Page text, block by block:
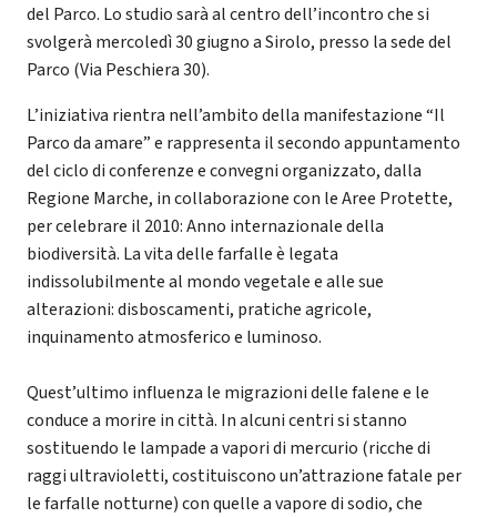
del Parco. Lo studio sarà al centro dell’incontro che si
svolgerà mercoledì 30 giugno a Sirolo, presso la sede del
Parco (Via Peschiera 30).
L’iniziativa rientra nell’ambito della manifestazione “Il
Parco da amare” e rappresenta il secondo appuntamento
del ciclo di conferenze e convegni organizzato, dalla
Regione Marche, in collaborazione con le Aree Protette,
per celebrare il 2010: Anno internazionale della
biodiversità. La vita delle farfalle è legata
indissolubilmente al mondo vegetale e alle sue
alterazioni: disboscamenti, pratiche agricole,
inquinamento atmosferico e luminoso.
Quest’ultimo influenza le migrazioni delle falene e le
conduce a morire in città. In alcuni centri si stanno
sostituendo le lampade a vapori di mercurio (ricche di
raggi ultravioletti, costituiscono un’attrazione fatale per
le farfalle notturne) con quelle a vapore di sodio, che